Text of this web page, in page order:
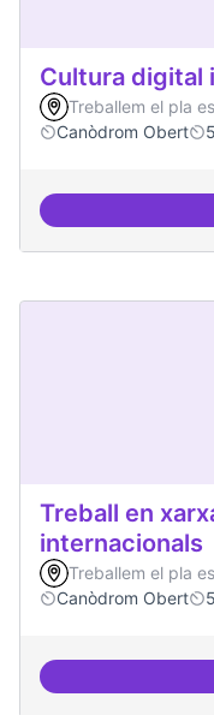
Cultura digital
Treballem el pla
Canòdrom Obert
Treball en
internacionals
Treballem el pla
Canòdrom Obert